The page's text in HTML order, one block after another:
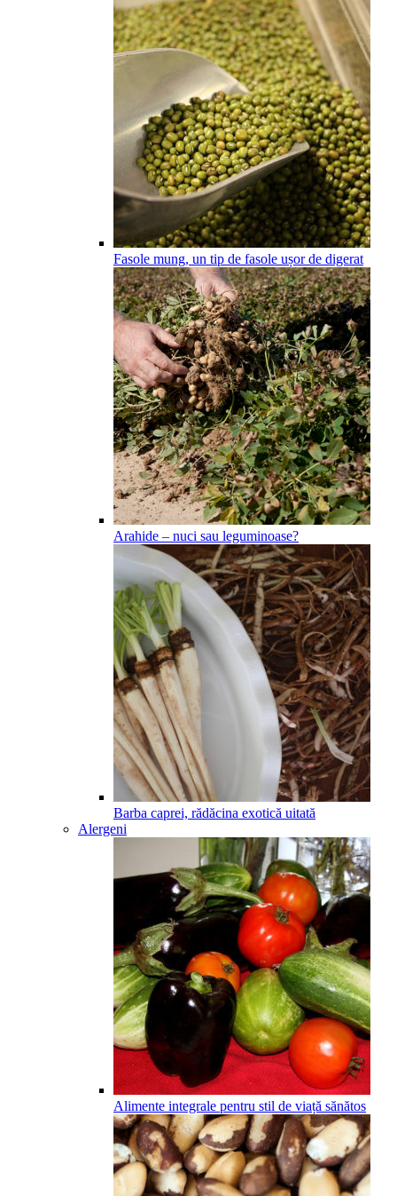
Fasole mung, un tip de fasole ușor de digerat
Arahide – nuci sau leguminoase?
Barba caprei, rădăcina exotică uitată
Alergeni
Alimente integrale pentru stil de viață sănătos